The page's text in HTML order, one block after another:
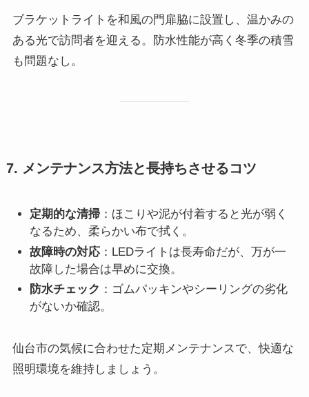
ブラケットライトを和風の門扉脇に設置し、温かみの
ある光で訪問者を迎える。防水性能が高く冬季の積雪
も問題なし。
7. メンテナンス方法と長持ちさせるコツ
定期的な清掃 ：ほこりや泥が付着すると光が弱く
なるため、柔らかい布で拭く。
故障時の対応 ：LEDライトは長寿命だが、万が一
故障した場合は早めに交換。
防水チェック ：ゴムパッキンやシーリングの劣化
がないか確認。
仙台市の気候に合わせた定期メンテナンスで、快適な
照明環境を維持しましょう。